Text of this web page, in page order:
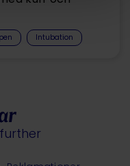
Intubation